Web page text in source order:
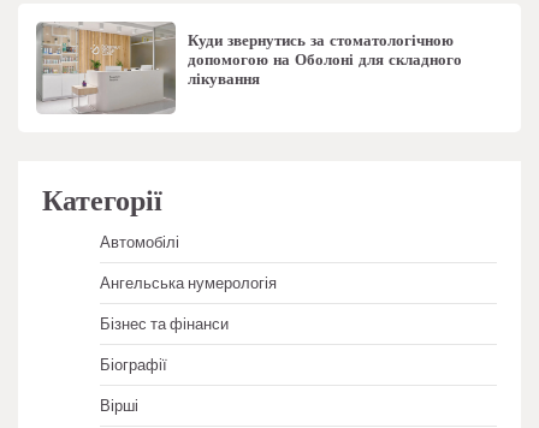
Куди звернутись за стоматологічною
допомогою на Оболоні для складного
лікування
Категорії
Автомобілі
Ангельська нумерологія
Бізнес та фінанси
Біографії
Вірші